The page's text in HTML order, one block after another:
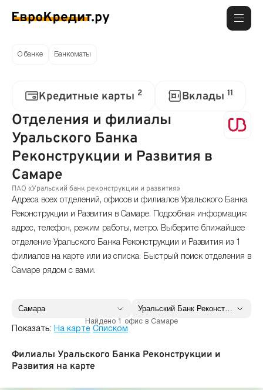
О банке Банкоматы
Кредитные карты 2 Вклады 11
Отделения и филиалы
Уральского Банка
Реконструкции и Развития в
Самаре
ПАО «Уральский банк реконструкции и развития»
Адреса всех отделений, офисов и филиалов Уральского Банка
Реконструкции и Развития в Самаре. Подробная информация:
адрес, телефон, режим работы, метро. Выберите ближайшее
отделение Уральского Банка Реконструкции и Развития из 1
филиалов на карте или из списка. Быстрый поиск отделения в
Самаре рядом с вами.
Найдено 1 офис в Самаре
Показать: На карте Списком
Филиалы Уральского Банка Реконструкции и
Развития на карте